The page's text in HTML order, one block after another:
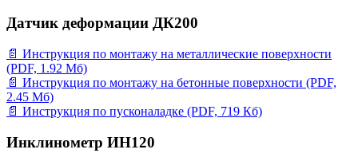
Датчик деформации ДК200
📄 Инструкция по монтажу на металлические поверхности
(PDF, 1.92 Мб)
📄 Инструкция по монтажу на бетонные поверхности (PDF,
2.45 Мб)
📄 Инструкция по пусконаладке (PDF, 719 Кб)
Инклинометр ИН120